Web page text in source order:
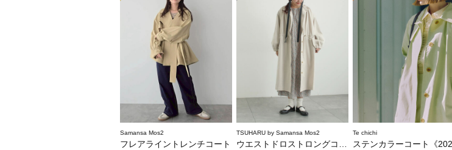
Samansa Mos2
フレアライントレンチコート
TSUHARU by Samansa Mos2
ウエストドロストロングコート
Te chichi
ステンカラーコート《2026 spring catalog item》